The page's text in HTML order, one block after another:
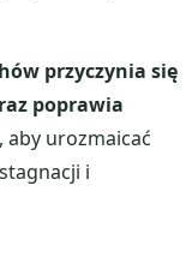
przyczynia się
poprawia
aby urozmaicać
i